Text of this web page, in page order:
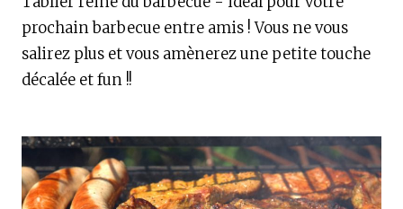
prochain barbecue entre amis ! Vous ne vous
salirez plus et vous amènerez une petite touche
décalée et fun !!